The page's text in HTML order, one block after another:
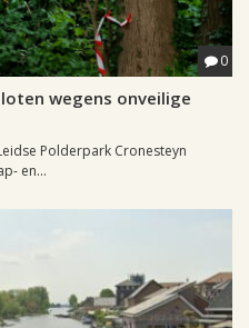
0
wegens onveilige
Polderpark Cronesteyn
en...